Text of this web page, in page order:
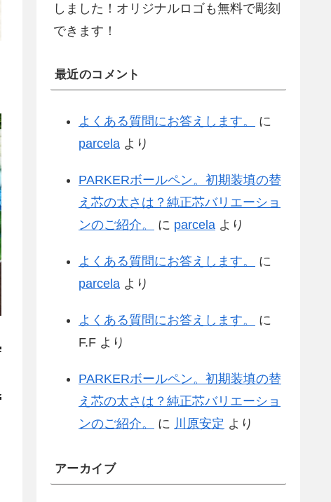
しました！オリジナルロゴも無料で彫刻
できます！
最近のコメント
よくある質問にお答えします。
に
parcela より
PARKERボールペン。初期装填の替
え芯の太さは？純正芯バリエーショ
ンのご紹介。
に parcela より
よくある質問にお答えします。
に
parcela より
よくある質問にお答えします。
に
F.F より
PARKERボールペン。初期装填の替
え芯の太さは？純正芯バリエーショ
ンのご紹介。
に 川原安定 より
アーカイブ